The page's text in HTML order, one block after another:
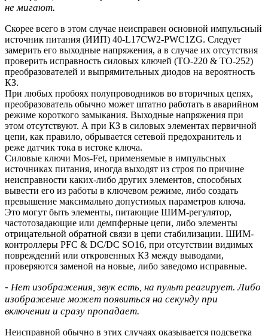
не мигают.
Скорее всего в этом случае неисправен основной импульсный
источник питания (ИИП) 40-L17CW2-PWC1ZG. Следует
замерить его выходные напряжения, а в случае их отсутствия
проверить исправность силовых ключей (TO-220 & TO-252)
преобразователей и выпрямительных диодов на вероятность
КЗ.
При любых пробоях полупроводников во вторичных цепях,
преобразователь обычно может штатно работать в аварийном
режиме короткого замыкания. Выходные напряжения при
этом отсутствуют. А при КЗ в силовых элементах первичной
цепи, как правило, обрывается сетевой предохранитель и
реже датчик тока в истоке ключа.
Силовые ключи Mos-Fet, применяемые в импульсных
источниках питания, иногда выходят из строя по причине
неисправности каких-либо других элементов, способных
вывести его из работы в ключевом режиме, либо создать
превышение максимально допустимых параметров ключа.
Это могут быть элементы, питающие ШИМ-регулятор,
частотозадающие или демпферные цепи, либо элементы
отрицательной обратной связи в цепи стабилизации. ШИМ-
контроллеры PFC & DC/DC SO16, при отсутствии видимых
повреждений или откровенных КЗ между выводами,
проверяются заменой на новые, либо заведомо исправные.
- Нет изображения, звук есть, на пульт реагирует. Либо
изображение может появиться на секунду при
включении и сразу пропадает.
Неисправной обычно в этих случаях оказывается подсветка